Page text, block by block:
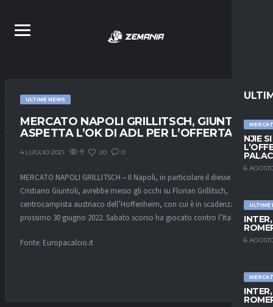
NJIE
6
ULTIME
6
ULTIME NEWS
MERCATO NAPOLI GRILLITSCH, GIUNTOLI
ASPETTA L’OK DI ADL PER L’OFFERTA
4 LUGLIO 2021 9 20 0
MERCATO NAPOLI GRILLITSCH – Il Napoli, in particolare il diesse
Cristiano Giuntoli, avrebbe messo gli occhi su Florian Grillitsch,
centrocampista austriaco dell’Hoffenheim, con cui è in scadenza il
prossimo 30 giugno 2022. Sabato scorso ha giocato contro l’Italia.
Fonte: Europacalcio.it